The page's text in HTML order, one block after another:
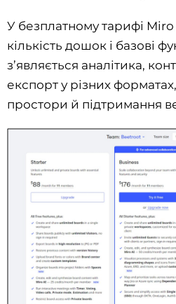
У безплатному тарифі
кількість дошок і базові
з’являється аналітика,
експорт у різних
простори й підтримання